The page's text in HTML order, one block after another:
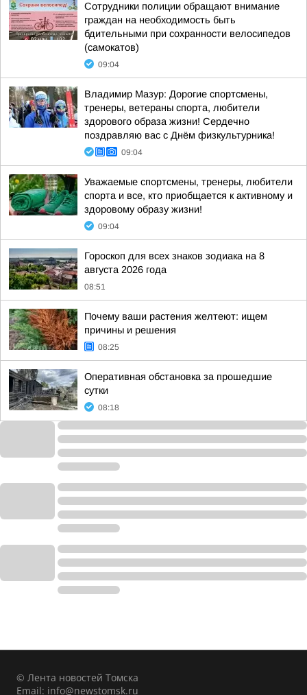
Сотрудники полиции обращают внимание
граждан на необходимость быть
бдительными при сохранности велосипедов
(самокатов)
09:04
Владимир Мазур: Дорогие спортсмены,
тренеры, ветераны спорта, любители
здорового образа жизни! Сердечно
поздравляю вас с Днём физкультурника!
09:04
Уважаемые спортсмены, тренеры, любители
спорта и все, кто приобщается к активному и
здоровому образу жизни!
09:04
Гороскоп для всех знаков зодиака на 8
августа 2026 года
08:51
Почему ваши растения желтеют: ищем
причины и решения
08:25
Оперативная обстановка за прошедшие
сутки
08:18
© Лента новостей Томска
Email: info@newstomsk.ru